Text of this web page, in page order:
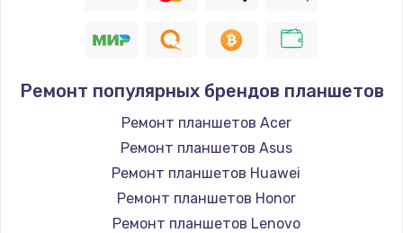
Заказать
Ремонт подсветки
1150 руб.
Заказать
1320 руб.
Ремонт популярных брендов планшетов
Ремонт планшетов Acer
Ремонт планшетов Asus
Ремонт планшетов Huawei
Ремонт планшетов Honor
Ремонт планшетов Lenovo